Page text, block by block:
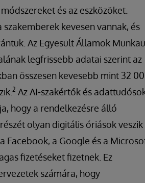
és az eszközöket.
szakemberek kevesen vannak, és
Az Egyesült Államok
legfrissebb adatai szerint az
összesen kevesebb mint 32
2 Az AI-szakértők és
hogy a rendelkezésre álló
olyan digitális óriások
Facebook, a Google és a
fizetéseket fizetnek. Ez
számára, hogy